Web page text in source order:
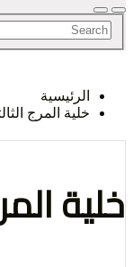
المرج الثالثة
المرج